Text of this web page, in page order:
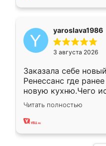
yaroslava1986
3 августа 2026
Заказала себе
Ренессанс где
новую кухню.Чего
вполне довольна.
два года, нареканий
Читать полностью